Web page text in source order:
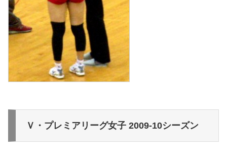
Ｖ・プレミアリーグ女子 2009-10シーズン